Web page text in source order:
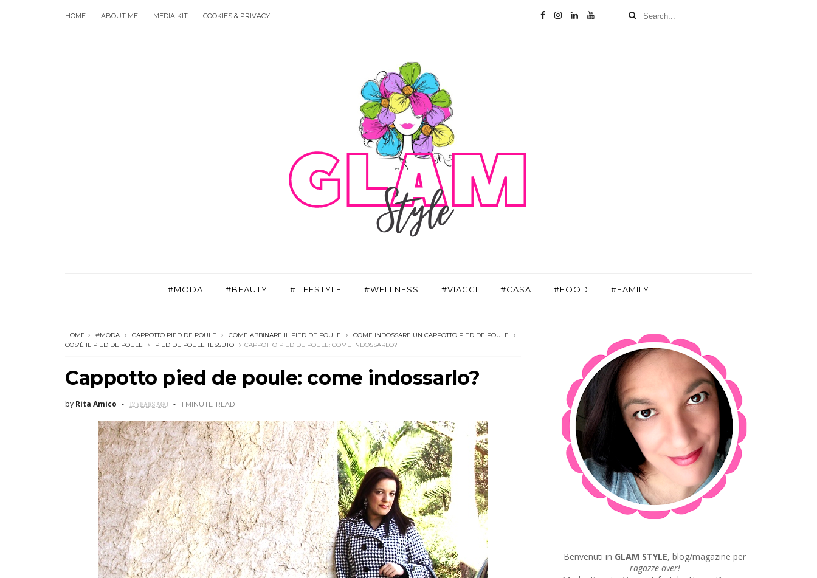
HOME ABOUT ME MEDIA KIT COOKIES & PRIVACY
#MODA #BEAUTY #LIFESTYLE #WELLNESS #VIAGGI #CASA #FOOD #FAMILY
HOME #MODA CAPPOTTO PIED DE POULE COME ABBINARE IL PIED DE POULE
COME INDOSSARE UN CAPPOTTO PIED DE POULE
COS'È IL PIED DE POULE
PIED DE POULE TESSUTO CAPPOTTO PIED DE POULE: COME INDOSSARLO?
Cappotto pied de poule: come indossarlo?
by Rita Amico 12 YEARS AGO 1 MINUTE READ
Benvenuti in GLAM STYLE, blog/magazine per
ragazze over!